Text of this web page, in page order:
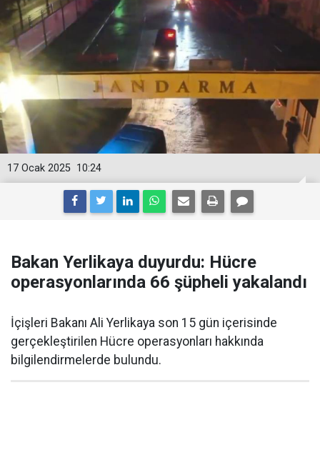
10:24
17 Ocak 2025
Bakan Yerlikaya duyurdu: Hücre
operasyonlarında 66 şüpheli yakalandı
İçişleri Bakanı Ali Yerlikaya son 15 gün içerisinde
gerçekleştirilen Hücre operasyonları hakkında
bilgilendirmelerde bulundu.